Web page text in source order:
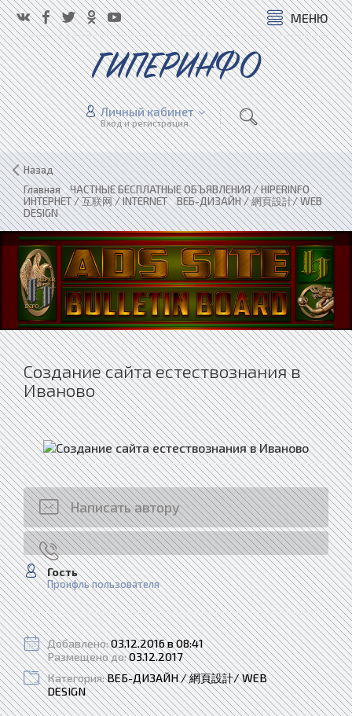
МЕНЮ
ГИПЕРИНФО
Личный кабинет
Вход и регистрация
Назад
Главная»ЧАСТНЫЕ БЕСПЛАТНЫЕ ОБЪЯВЛЕНИЯ / HIPERINFO»
ИНТЕРНЕТ / 互联网 / INTERNET»ВЕБ-ДИЗАЙН / 網頁設計/ WEB
DESIGN
Создание сайта естествознания в
Иваново
Написать автору
Гость
Проифль пользователя
Добавлено:03.12.2016 в 08:41
Размещено до:03.12.2017
Категория:ВЕБ-ДИЗАЙН / 網頁設計/ WEB
DESIGN